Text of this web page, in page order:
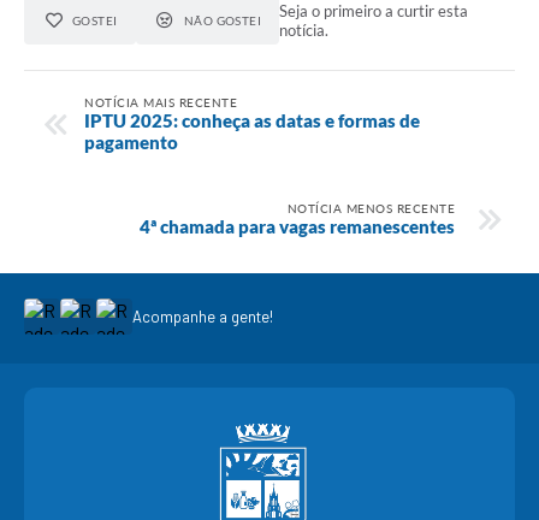
GOSTEI NÃO GOSTEI
Seja o primeiro a curtir esta
notícia.
NOTÍCIA MAIS RECENTE
IPTU 2025: conheça as datas e formas de
pagamento
NOTÍCIA MENOS RECENTE
4ª chamada para vagas remanescentes
Acompanhe a gente!